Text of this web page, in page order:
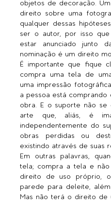
objetos de decoração.
direito sobre uma
qualquer dessas
ser o autor, por isso
estar anunciado junto
nominação é um direito
É importante que fique
compra uma tela de
uma impressão
a pessoa está
obra. E o suporte não
arte que, aliás, é
independentemente do
obras perdidas ou
existindo através de suas
Em outras palavras,
tela; compra a tela e
direito de uso próprio,
parede para deleite,
Mas não terá o direito de